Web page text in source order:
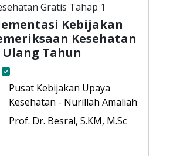
Gratis Tahap 1
Kebijakan
Kesehatan
Tahun
Pusat Kebijakan Upaya
Kesehatan - Nurillah Amaliah
Prof. Dr. Besral, S.KМ, M.Sc